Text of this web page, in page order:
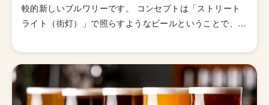
較的新しいブルワリーです。 コンセプトは「ストリート
ライト（街灯）」で照らすようなビールということで、雪
徴。 ガツンと来るハイアルコールIPAが多くなりがちなク
ラフトビールシーンで、アルコール度数3.5〜4%の軽いビ
ールも多くラインナップしています。 大きめのタンクが
立ち並ぶ元倉庫を活用した開放的なタップルームも所有し